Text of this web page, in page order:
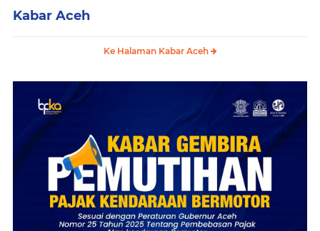
Kabar Aceh
Ke Halaman Kabar Aceh